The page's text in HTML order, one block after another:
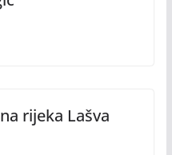
rijeka Lašva